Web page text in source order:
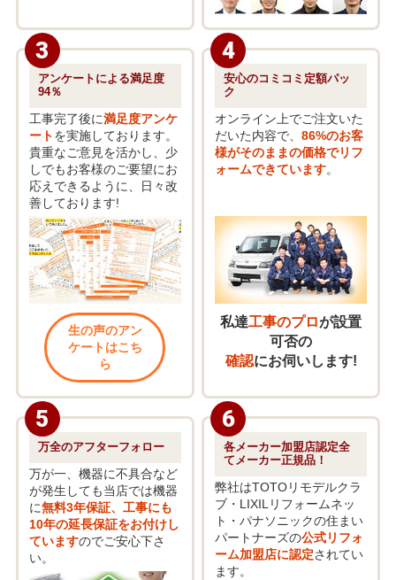
3
アンケートによる満足度
94％
工事完了後に満足度アンケ
ートを実施しております。
貴重なご意見を活かし、少
しでもお客様のご要望にお
応えできるように、日々改
善しております!
生の声のアン
ケートはこち
ら
4
安心のコミコミ定額パッ
ク
オンライン上でご注文いた
だいた内容で、86%のお客
様がそのままの価格でリフ
ォームできています。
私達工事のプロが設置
可否の
確認にお伺いします!
5
万全のアフターフォロー
万が一、機器に不具合など
が発生しても当店では機器
に無料3年保証、工事にも
10年の延長保証をお付けし
ていますのでご安心下さ
い。
6
各メーカー加盟店認定全
てメーカー正規品！
弊社はTOTOリモデルクラ
ブ・LIXILリフォームネッ
ト・パナソニックの住まい
パートナーズの公式リフォ
ーム加盟店に認定されてい
ます。